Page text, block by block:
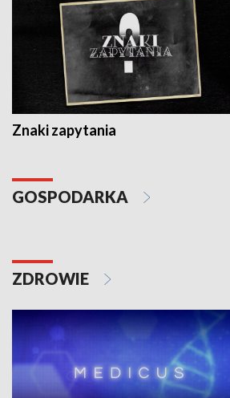
Znaki zapytania
GOSPODARKA
ZDROWIE